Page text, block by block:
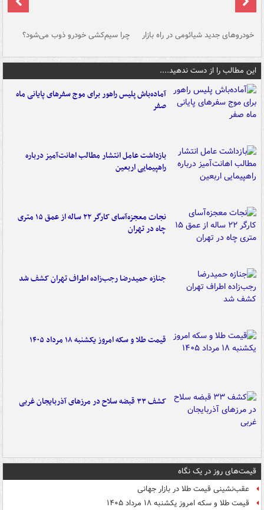
خودروهای جدید شیائومی در راه بازار چرا سیم‌کشی خودرو ذوب می‌شود؟
این مطالب را از دست ندهید....
آماده‌باش پلیس راهور برای موج سفرهای پایانی ماه
صفر
بازداشت عامل انتشار مطالب اهانت‌آمیز درباره
راهپیمایی اربعین
نجات معجزه‌آسای کارگر ۲۲ ساله از عمق ۱۵ متری
چاه در تهران
جنازه حمیدرضا رجب‌زاده اطراف تهران کشف شد
قیمت طلا و سکه امروز یکشنبه ۱۸ مرداد ۱۴۰۵
کشف ۳۳ قبضه سلاح در مرزهای آذربایجان غربی
قیمت‌های روز در یک نگاه
عقب‌نشینی قیمت طلا در بازار جهانی
قیمت طلا و سکه امروز یکشنبه ۱۸ مرداد ۱۴۰۵